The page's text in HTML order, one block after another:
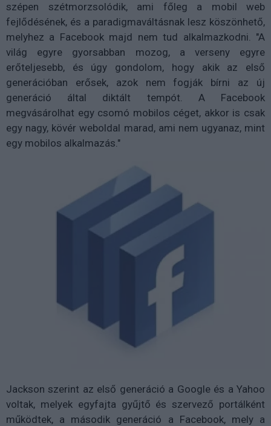
szépen szétmorzsolódik, ami főleg a mobil web
fejlődésének, és a paradigmaváltásnak lesz köszönhető,
melyhez a Facebook majd nem tud alkalmazkodni. "A
világ egyre gyorsabban mozog, a verseny egyre
erőteljesebb, és úgy gondolom, hogy akik az első
generációban erősek, azok nem fogják bírni az új
generáció által diktált tempót. A Facebook
megvásárolhat egy csomó mobilos céget, akkor is csak
egy nagy, kövér weboldal marad, ami nem ugyanaz, mint
egy mobilos alkalmazás."
Jackson szerint az első generáció a Google és a Yahoo
voltak, melyek egyfajta gyűjtő és szervező portálként
működtek, a második generáció a Facebook, mely a